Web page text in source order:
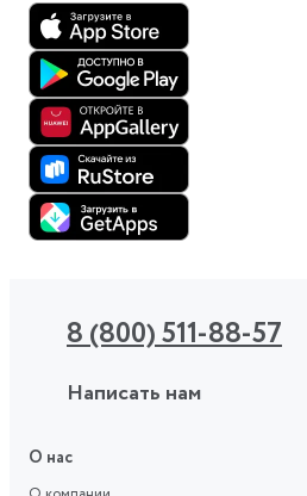
8 (800) 511-88-57
Написать нам
О нас